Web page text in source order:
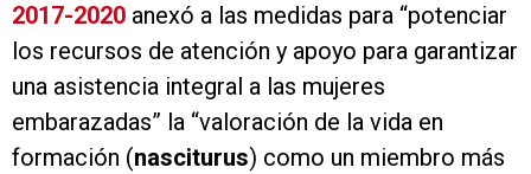
2017-2020 anexó a las medidas para “potenciar
los recursos de atención y apoyo para garantizar
una asistencia integral a las mujeres
embarazadas” la “valoración de la vida en
formación (nasciturus) como un miembro más